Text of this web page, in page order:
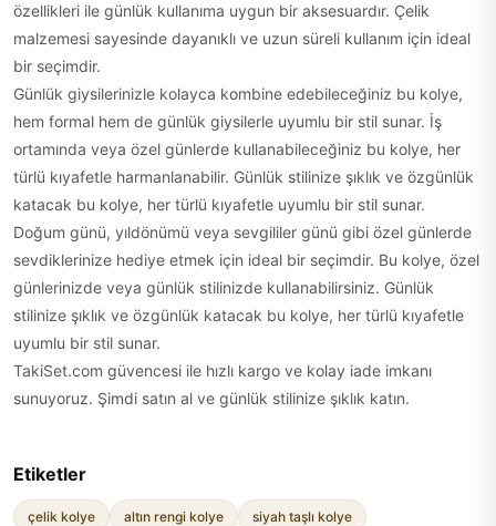
özellikleri ile günlük kullanıma uygun bir aksesuardır. Çelik
malzemesi sayesinde dayanıklı ve uzun süreli kullanım için ideal
bir seçimdir.
Günlük giysilerinizle kolayca kombine edebileceğiniz bu kolye,
hem formal hem de günlük giysilerle uyumlu bir stil sunar. İş
ortamında veya özel günlerde kullanabileceğiniz bu kolye, her
türlü kıyafetle harmanlanabilir. Günlük stilinize şıklık ve özgünlük
katacak bu kolye, her türlü kıyafetle uyumlu bir stil sunar.
Doğum günü, yıldönümü veya sevgililer günü gibi özel günlerde
sevdiklerinize hediye etmek için ideal bir seçimdir. Bu kolye, özel
günlerinizde veya günlük stilinizde kullanabilirsiniz. Günlük
stilinize şıklık ve özgünlük katacak bu kolye, her türlü kıyafetle
uyumlu bir stil sunar.
TakiSet.com güvencesi ile hızlı kargo ve kolay iade imkanı
sunuyoruz. Şimdi satın al ve günlük stilinize şıklık katın.
Etiketler
çelik kolye altın rengi kolye siyah taşlı kolye